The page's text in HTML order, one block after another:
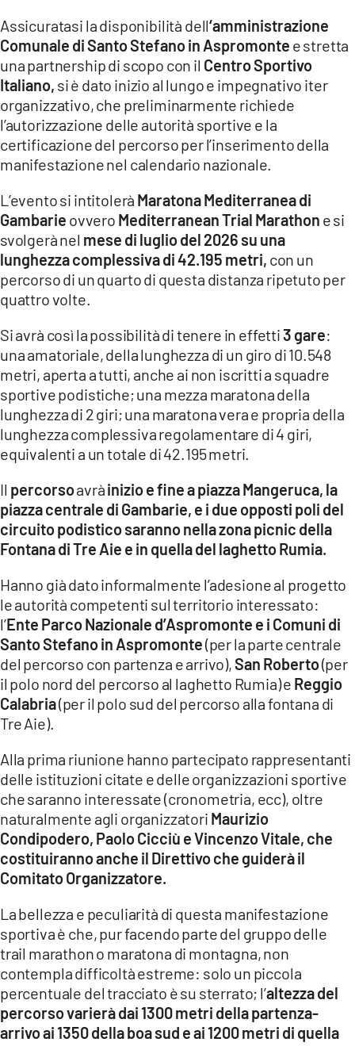
ILREGGINO.IT
COSENZACHANNEL.IT
ILVIBONESE.IT
CATANZAROCHANNEL.IT
App
ANDROID
APPLE
Assicuratasi la disponibilità dell‘amministrazione
Comunale di Santo Stefano in Aspromonte e stretta
una partnership di scopo con il Centro Sportivo
Italiano, si è dato inizio al lungo e impegnativo iter
organizzativo, che preliminarmente richiede
l’autorizzazione delle autorità sportive e la
certificazione del percorso per l’inserimento della
manifestazione nel calendario nazionale.
L’evento si intitolerà Maratona Mediterranea di
Gambarie ovvero Mediterranean Trial Marathon e si
svolgerà nel mese di luglio del 2026 su una
lunghezza complessiva di 42.195 metri, con un
percorso di un quarto di questa distanza ripetuto per
quattro volte.
Si avrà così la possibilità di tenere in effetti3 gare:
una amatoriale, della lunghezza di un giro di 10.548
metri, aperta a tutti, anche ai non iscritti a squadre
sportive podistiche; una mezza maratona della
lunghezza di 2 giri; una maratona vera e propria della
lunghezza complessiva regolamentare di 4 giri,
equivalenti a un totale di 42.195 metri.
Il percorsoavràinizio e fine a piazza Mangeruca, la
piazza centrale di Gambarie, e i due opposti poli del
circuito podistico saranno nella zona picnic della
Fontana di Tre Aie e in quella del laghetto Rumia.
Hanno già dato informalmente l’adesione al progetto
le autorità competenti sul territorio interessato:
l’Ente Parco Nazionale d’Aspromonte e i Comuni di
Santo Stefano in Aspromonte(per la parte centrale
del percorso con partenza e arrivo),San Roberto(per
il polo nord del percorso al laghetto Rumia) e Reggio
Calabria(per il polo sud del percorso alla fontana di
Tre Aie).
Alla prima riunione hanno partecipato rappresentanti
delle istituzioni citate e delle organizzazioni sportive
che saranno interessate (cronometria, ecc), oltre
naturalmente agli organizzatori Maurizio
Condipodero, Paolo Cicciù e Vincenzo Vitale, che
costituiranno anche il Direttivo che guiderà il
Comitato Organizzatore.
La bellezza e peculiarità di questa manifestazione
sportiva è che, pur facendo parte del gruppo delle
trail marathon o maratona di montagna, non
contempla difficoltà estreme: solo un piccola
percentuale del tracciato è su sterrato; l’altezza del
percorso varierà dai 1300 metri della partenza-
arrivo ai 1350 della boa sud e ai 1200 metri di quella